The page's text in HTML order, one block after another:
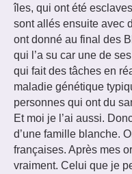
îles, qui ont été
sont allés ensuite avec
ont donné au final des
qui l’a su car une de
qui fait des tâches en
maladie génétique
personnes qui ont du
Et moi je l’ai aussi.
d’une famille blanche.
françaises. Après mes
vraiment. Celui que je